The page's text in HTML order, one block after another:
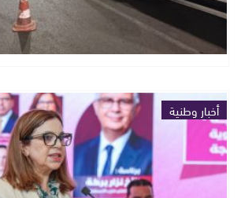
أخبار وطنية